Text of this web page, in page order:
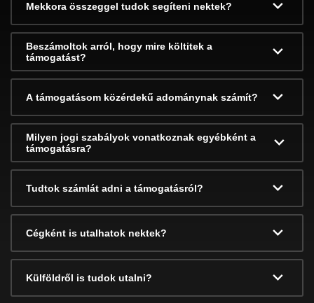
Mekkora összeggel tudok segíteni nektek?
Beszámoltok arról, hogy mire költitek a
támogatást?
A támogatásom közérdekű adománynak számít?
Milyen jogi szabályok vonatkoznak egyébként a
támogatásra?
Tudtok számlát adni a támogatásról?
Cégként is utalhatok nektek?
Külföldről is tudok utalni?